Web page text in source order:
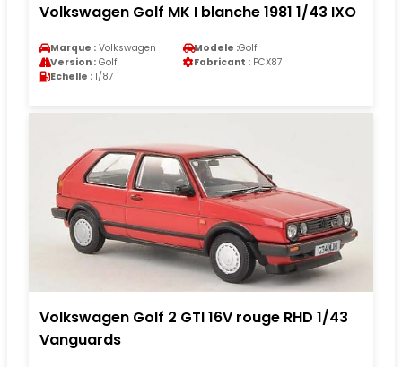
Volkswagen Golf MK I blanche 1981 1/43 IXO
Marque : Volkswagen Modele :Golf
Version : Golf Fabricant : PCX87
Echelle : 1/87
Volkswagen Golf 2 GTI 16V rouge RHD 1/43
Vanguards